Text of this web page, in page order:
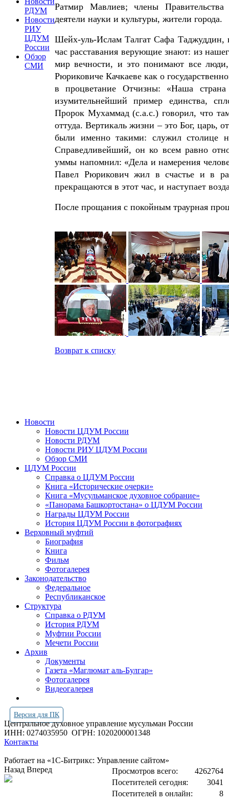
РДУМ
Новости
РИУ
ЦДУМ
России
Обзор
СМИ
Ратмир Мавлиев; члены
деятели науки и культуры, жители города.
Шейх-уль-Ислам Талгат Сафа Таджуддин,
час расставания верующие знают: из
мир вечности, и это понимают все
Рюриковиче Качкаеве как о
в процветание Отчизны: «Наша
изумительнейший пример единства,
Пророк Мухаммад (с.а.с.) говорил, что
оттуда. Вертикаль жизни – это Бог, царь,
были именно такими: служил столице
Справедливейший, он ко всем равно
уммы напомнил: «Дела и намерения
Павел Рюрикович жил в счастье и в
прекращаются в этот час, и наступает
После прощания с покойным траурная
Возврат к списку
Новости
Новости ЦДУМ России
Новости РДУМ
Новости РИУ ЦДУМ России
Обзор СМИ
ЦДУМ России
Справка о ЦДУМ России
Книга «Исторические очерки»
Книга «Мусульманское духовное собрание»
«Панорама Башкортостана» о ЦДУМ России
Награды ЦДУМ России
История ЦДУМ России в фотографиях
Верховный муфтий
Биография
Книга
Фильм
Фотогалерея
Законодательство
Федеральное
Республиканское
Структура
Справка о РДУМ
История РДУМ
Муфтии России
Мечети России
Архив
Документы
Газета «Маглюмат аль-Булгар»
Фотогалерея
Видеогалерея
Версия для ПК
Центральное духовное управление мусульман России
ИНН: 0274035950 ОГРН: 1020200001348
Контакты
Работает на «1С-Битрикс: Управление сайтом»
Просмотров всего:
4262764
Посетителей сегодня:
3041
Посетителей в онлайн:
8
Назад Вперед